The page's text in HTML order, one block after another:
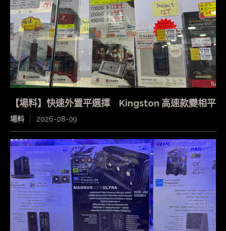
【場料】快速外置平選擇 Kingston 高速款變相平
場料 2026-08-09